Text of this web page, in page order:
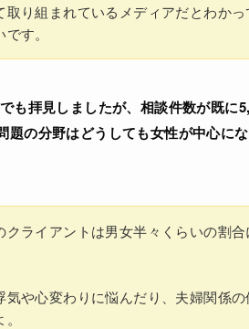
り組まれているメディアだとわかっ
です。
も拝見しましたが、相談件数が既に
題の分野はどうしても女性が中心に
クライアントは男女半々くらいの割
気や心変わりに悩んだり、夫婦関係